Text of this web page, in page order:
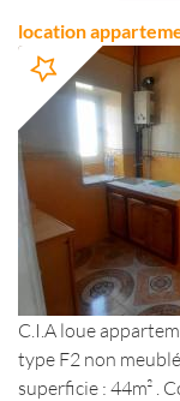
location
C.I.A loue
type F2 non
superficie : 44m² .